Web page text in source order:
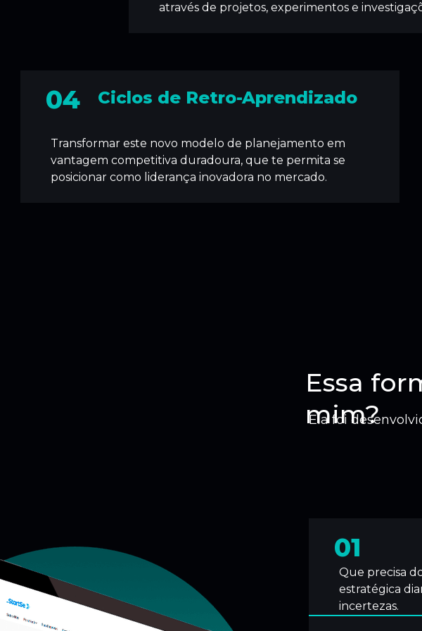
Essa
mim?
Ela foi
01
Que precisa
estratégica
incertezas.
através de projetos, experimentos e
04
Transformar este novo modelo de planejamento em
vantagem competitiva duradoura, que te permita se
posicionar como liderança inovadora no mercado.
Ciclos de Retro-Aprendizado